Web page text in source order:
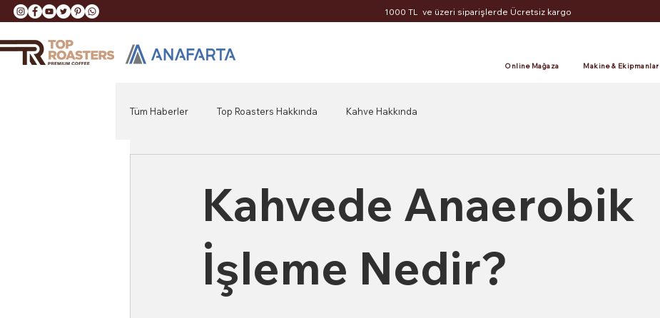
1000 TL ve üzeri siparişlerde Ücretsiz kargo
Online Mağaza Makine & Ekipmanlar
Tüm Haberler Top Roasters Hakkında Kahve Hakkında
Kahvede Anaerobik
İşleme Nedir?